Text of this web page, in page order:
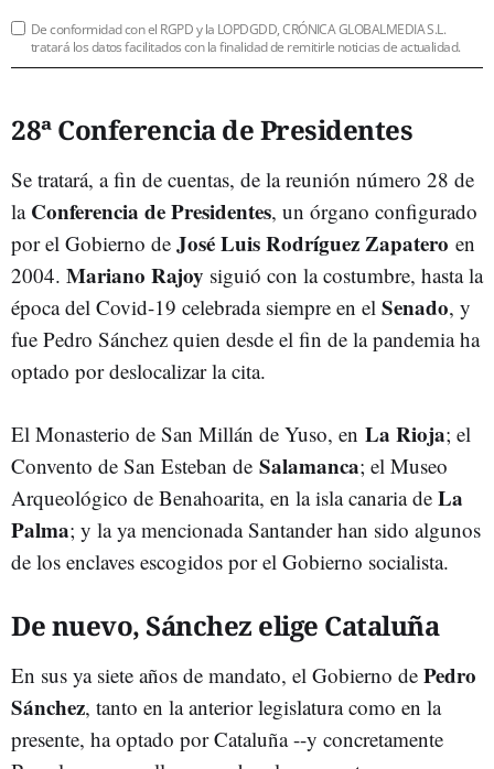
De conformidad con el RGPD y la LOPDGDD, CRÓNICA GLOBALMEDIA S.L.
tratará los datos facilitados con la finalidad de remitirle noticias de actualidad.
28ª Conferencia de Presidentes
Se tratará, a fin de cuentas, de la reunión número 28 de
la Conferencia de Presidentes, un órgano configurado
por el Gobierno de José Luis Rodríguez Zapatero en
2004. Mariano Rajoy siguió con la costumbre, hasta la
época del Covid-19 celebrada siempre en el Senado, y
fue Pedro Sánchez quien desde el fin de la pandemia ha
optado por deslocalizar la cita.
El Monasterio de San Millán de Yuso, en La Rioja; el
Convento de San Esteban de Salamanca; el Museo
Arqueológico de Benahoarita, en la isla canaria de La
Palma; y la ya mencionada Santander han sido algunos
de los enclaves escogidos por el Gobierno socialista.
De nuevo, Sánchez elige Cataluña
En sus ya siete años de mandato, el Gobierno de Pedro
Sánchez, tanto en la anterior legislatura como en la
presente, ha optado por Cataluña --y concretamente